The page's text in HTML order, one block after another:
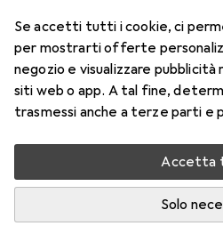
Se accetti tutti i cookie, ci
per mostrarti offerte
negozio e visualizzare pubblicità
siti web o app. A tal fine,
trasmessi anche a terze parti e
Accetta
Solo
Accessori per
Qui trovi accessori adatti per il
Steel RGB delle categorie